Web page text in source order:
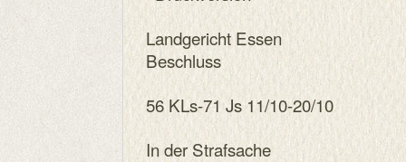
Landgericht Essen
Beschluss
56 KLs-71 Js 11/10-20/10
In der Strafsache